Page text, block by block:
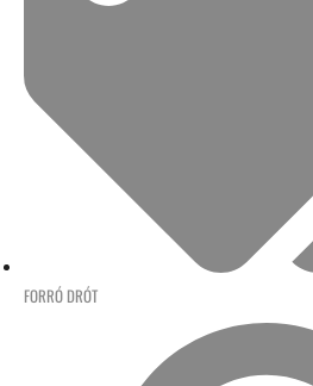
FORRÓ DRÓT